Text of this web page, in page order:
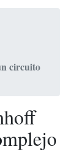
circuito